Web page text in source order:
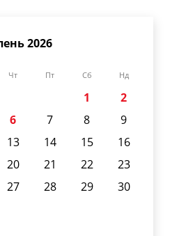
2026
Чт Пт Сб Нд
1
2
6 7 8
9
13 14 15
16
20 21 22
23
27 28 29
30